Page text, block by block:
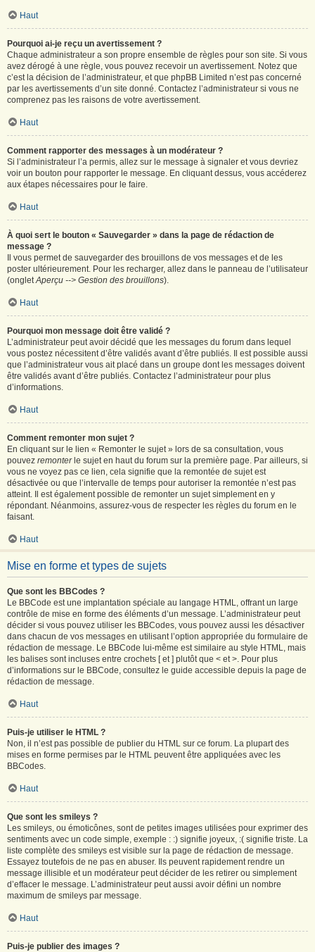
Haut
Pourquoi ai-je reçu un avertissement ?
Chaque administrateur a son propre ensemble de règles pour son site. Si vous
avez dérogé à une règle, vous pouvez recevoir un avertissement. Notez que
c’est la décision de l’administrateur, et que phpBB Limited n’est pas concerné
par les avertissements d’un site donné. Contactez l’administrateur si vous ne
comprenez pas les raisons de votre avertissement.
Haut
Comment rapporter des messages à un modérateur ?
Si l’administrateur l’a permis, allez sur le message à signaler et vous devriez
voir un bouton pour rapporter le message. En cliquant dessus, vous accéderez
aux étapes nécessaires pour le faire.
Haut
À quoi sert le bouton « Sauvegarder » dans la page de rédaction de
message ?
Il vous permet de sauvegarder des brouillons de vos messages et de les
poster ultérieurement. Pour les recharger, allez dans le panneau de l’utilisateur
(ongletAperçu --> Gestion des brouillons).
Haut
Pourquoi mon message doit être validé ?
L’administrateur peut avoir décidé que les messages du forum dans lequel
vous postez nécessitent d’être validés avant d’être publiés. Il est possible aussi
que l’administrateur vous ait placé dans un groupe dont les messages doivent
être validés avant d’être publiés. Contactez l’administrateur pour plus
d’informations.
Haut
Comment remonter mon sujet ?
En cliquant sur le lien « Remonter le sujet » lors de sa consultation, vous
pouvez remonterle sujet en haut du forum sur la première page. Par ailleurs, si
vous ne voyez pas ce lien, cela signifie que la remontée de sujet est
désactivée ou que l’intervalle de temps pour autoriser la remontée n’est pas
atteint. Il est également possible de remonter un sujet simplement en y
répondant. Néanmoins, assurez-vous de respecter les règles du forum en le
faisant.
Haut
Mise en forme et types de sujets
Que sont les BBCodes ?
Le BBCode est une implantation spéciale au langage HTML, offrant un large
contrôle de mise en forme des éléments d’un message. L’administrateur peut
décider si vous pouvez utiliser les BBCodes, vous pouvez aussi les désactiver
dans chacun de vos messages en utilisant l’option appropriée du formulaire de
rédaction de message. Le BBCode lui-même est similaire au style HTML, mais
les balises sont incluses entre crochets [ et ] plutôt que < et >. Pour plus
d’informations sur le BBCode, consultez le guide accessible depuis la page de
rédaction de message.
Haut
Puis-je utiliser le HTML ?
Non, il n’est pas possible de publier du HTML sur ce forum. La plupart des
mises en forme permises par le HTML peuvent être appliquées avec les
BBCodes.
Haut
Que sont les smileys ?
Les smileys, ou émoticônes, sont de petites images utilisées pour exprimer des
sentiments avec un code simple, exemple : :) signifie joyeux, :( signifie triste. La
liste complète des smileys est visible sur la page de rédaction de message.
Essayez toutefois de ne pas en abuser. Ils peuvent rapidement rendre un
message illisible et un modérateur peut décider de les retirer ou simplement
d’effacer le message. L’administrateur peut aussi avoir défini un nombre
maximum de smileys par message.
Haut
Puis-je publier des images ?